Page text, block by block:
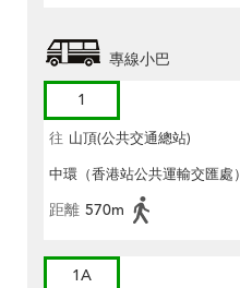
專線小巴
1
往 山頂(公共交通總站)
中環（香港站公共運輸交匯處）
距離 570m
1A